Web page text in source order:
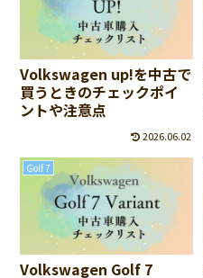
Volkswagen up!を中古で
買うときのチェックポイ
ントや注意点
2026.06.02
Golf 7
Volkswagen Golf 7